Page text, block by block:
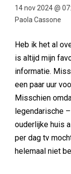
14 nov 2024 @
Paola Cassone
Heb ik het al
is altijd mijn
informatie.
een paar uur
Misschien
legendarische
ouderlijke huis
per dag tv
helemaal niet